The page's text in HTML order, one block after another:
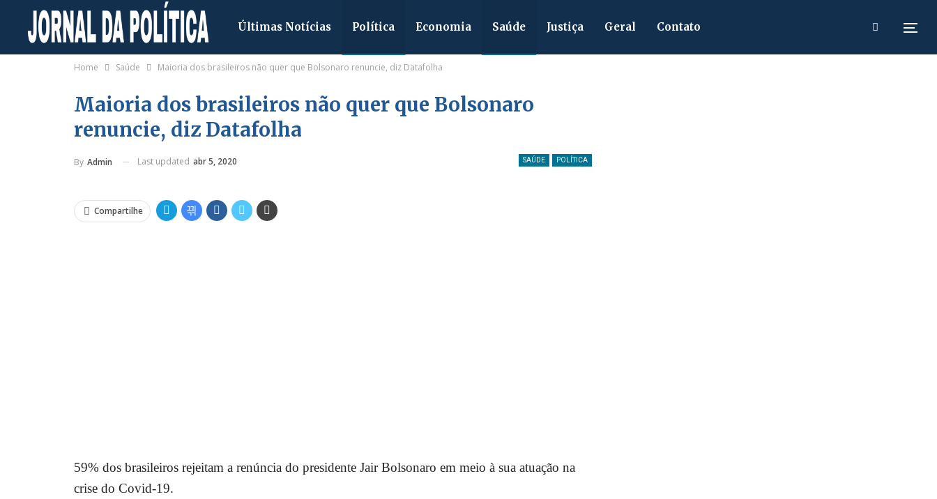
Últimas Notícias Política Economia Saúde Justiça Geral Contato
Home Saúde Maioria dos brasileiros não quer que Bolsonaro renuncie, diz Datafolha
Maioria dos brasileiros não quer que Bolsonaro
renuncie, diz Datafolha
SAÚDE POLÍTICA
By Admin Last updated abr 5, 2020
Compartilhe
59% dos brasileiros rejeitam a renúncia do presidente Jair Bolsonaro em meio à sua atuação na
crise do Covid-19.